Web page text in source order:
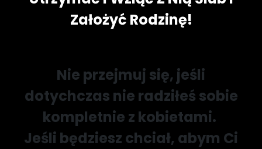
Założyć Rodzinę!
Nie przejmuj się, jeśli
dotychczas nie radziłeś sobie
kompletnie z kobietami.
Jeśli będziesz chciał, abym Ci